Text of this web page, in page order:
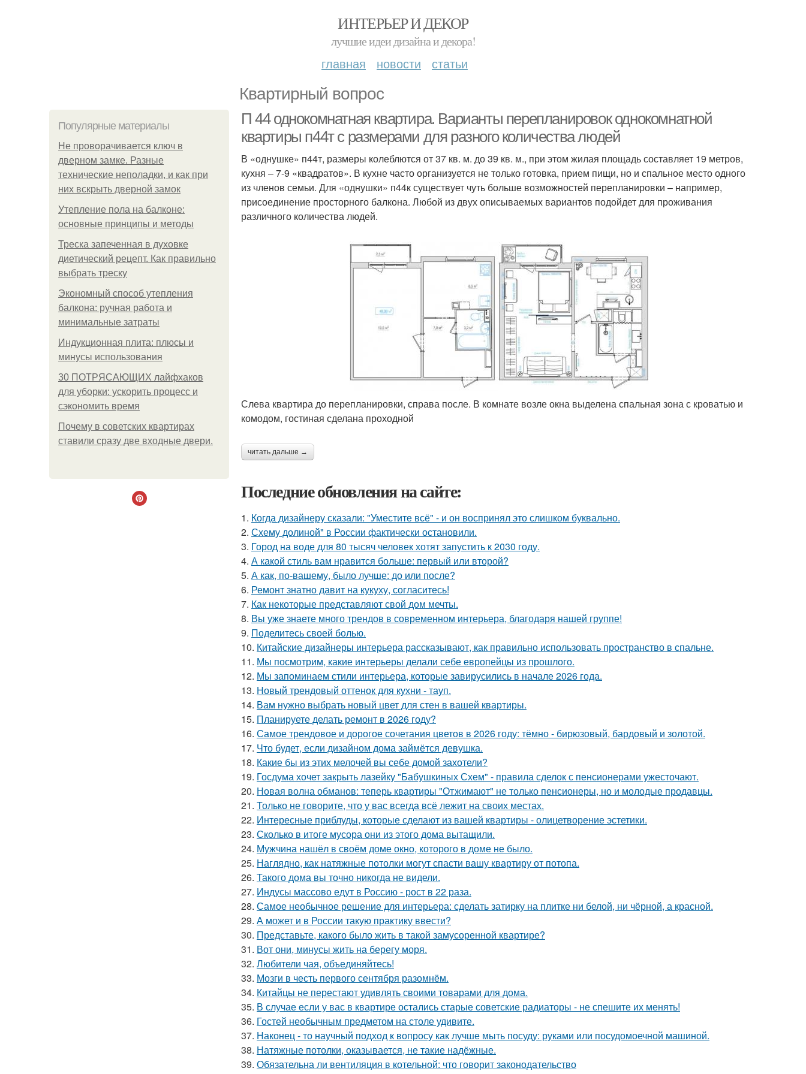
ИНТЕРЬЕР И ДЕКОР
лучшие идеи дизайна и декора!
главная новости статьи
Квартирный вопрос
Популярные материалы
Не проворачивается ключ в
дверном замке. Разные
технические неполадки, и как при
них вскрыть дверной замок
Утепление пола на балконе:
основные принципы и методы
Треска запеченная в духовке
диетический рецепт. Как правильно
выбрать треску
Экономный способ утепления
балкона: ручная работа и
минимальные затраты
Индукционная плита: плюсы и
минусы использования
30 ПОТРЯСАЮЩИХ лайфхаков
для уборки: ускорить процесс и
сэкономить время
Почему в советских квартирах
ставили сразу две входные двери.
П 44 однокомнатная квартира. Варианты перепланировок однокомнатной
квартиры п44т с размерами для разного количества людей
В «однушке» п44т, размеры колеблются от 37 кв. м. до 39 кв. м., при этом жилая площадь составляет 19 метров,
кухня – 7-9 «квадратов». В кухне часто организуется не только готовка, прием пищи, но и спальное место одного
из членов семьи. Для «однушки» п44к существует чуть больше возможностей перепланировки – например,
присоединение просторного балкона. Любой из двух описываемых вариантов подойдет для проживания
различного количества людей.
Слева квартира до перепланировки, справа после. В комнате возле окна выделена спальная зона с кроватью и
комодом, гостиная сделана проходной
читать дальше →
Последние обновления на сайте:
1. Когда дизайнеру сказали: "Уместите всё" - и он воспринял это слишком буквально.
2. Схему долиной" в России фактически остановили.
3. Город на воде для 80 тысяч человек хотят запустить к 2030 году.
4. А какой стиль вам нравится больше: первый или второй?
5. А как, по-вашему, было лучше: до или после?
6. Ремонт знатно давит на кукуху, согласитесь!
7. Как некоторые представляют свой дом мечты.
8. Вы уже знаете много трендов в современном интерьера, благодаря нашей группе!
9. Поделитесь своей болью.
10. Китайские дизайнеры интерьера рассказывают, как правильно использовать пространство в спальне.
11. Мы посмотрим, какие интерьеры делали себе европейцы из прошлого.
12. Мы запоминаем стили интерьера, которые завирусились в начале 2026 года.
13. Новый трендовый оттенок для кухни - тауп.
14. Вам нужно выбрать новый цвет для стен в вашей квартиры.
15. Планируете делать ремонт в 2026 году?
16. Самое трендовое и дорогое сочетания цветов в 2026 году: тёмно - бирюзовый, бардовый и золотой.
17. Что будет, если дизайном дома займётся девушка.
18. Какие бы из этих мелочей вы себе домой захотели?
19. Госдума хочет закрыть лазейку "Бабушкиных Схем" - правила сделок с пенсионерами ужесточают.
20. Новая волна обманов: теперь квартиры "Отжимают" не только пенсионеры, но и молодые продавцы.
21. Только не говорите, что у вас всегда всё лежит на своих местах.
22. Интересные приблуды, которые сделают из вашей квартиры - олицетворение эстетики.
23. Сколько в итоге мусора они из этого дома вытащили.
24. Мужчина нашёл в своём доме окно, которого в доме не было.
25. Наглядно, как натяжные потолки могут спасти вашу квартиру от потопа.
26. Такого дома вы точно никогда не видели.
27. Индусы массово едут в Россию - рост в 22 раза.
28. Самое необычное решение для интерьера: сделать затирку на плитке ни белой, ни чёрной, а красной.
29. А может и в России такую практику ввести?
30. Представьте, какого было жить в такой замусоренной квартире?
31. Вот они, минусы жить на берегу моря.
32. Любители чая, объединяйтесь!
33. Мозги в честь первого сентября разомнём.
34. Китайцы не перестают удивлять своими товарами для дома.
35. В случае если у вас в квартире остались старые советские радиаторы - не спешите их менять!
36. Гостей необычным предметом на столе удивите.
37. Наконец - то научный подход к вопросу как лучше мыть посуду: руками или посудомоечной машиной.
38. Натяжные потолки, оказывается, не такие надёжные.
39. Обязательна ли вентиляция в котельной: что говорит законодательство